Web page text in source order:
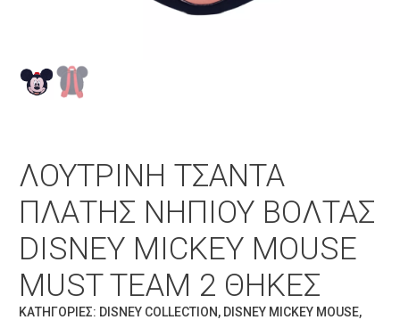
ΛΟΎΤΡΙΝΗ ΤΣΆΝΤΑ
ΠΛΆΤΗΣ ΝΗΠΊΟΥ ΒΌΛΤΑΣ
DISNEY MICKEY MOUSE
MUST TEAM 2 ΘΉΚΕΣ
ΚΑΤΗΓΟΡΊΕΣ: DISNEY COLLECTION, DISNEY MICKEY MOUSE,